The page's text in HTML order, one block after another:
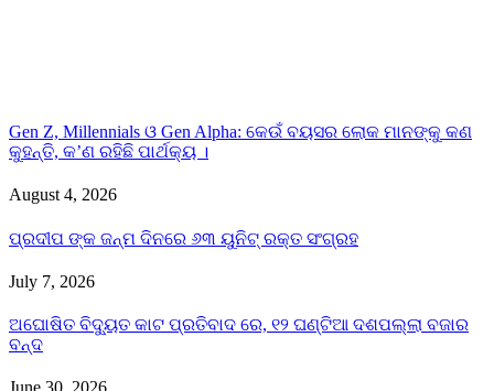
Gen Z, Millennials ଓ Gen Alpha: କେଉଁ ବୟସର ଲୋକ ମାନଙ୍କୁ କଣ
କୁହନ୍ତି, କ’ଣ ରହିଛି ପାର୍ଥକ୍ୟ ।
August 4, 2026
ପ୍ରଦୀପ ଙ୍କ ଜନ୍ମ ଦିନରେ ୬୩ ୟୁନିଟ୍ ରକ୍ତ ସଂଗ୍ରହ
July 7, 2026
ଅଘୋଷିତ ବିଦ୍ୟୁତ କାଟ ପ୍ରତିବାଦ ରେ, ୧୨ ଘଣ୍ଟିଆ ଦଶପଲ୍ଲା ବଜାର
ବନ୍ଦ